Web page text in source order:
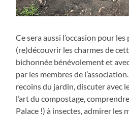
Ce sera aussi l’occasion pour
(re)découvrir les charmes de
bichonnée bénévolement et
par les membres de
recoins du jardin, discuter avec
l’art du compostage,
Palace !) à insectes, admirer les